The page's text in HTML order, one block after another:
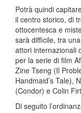
Potrà quindi
il centro storico, di
ottocentesca e
sarà difficile, tra
attori internazionali
per la serie di film
Zine Tseng (Il
Handmaid’s Tale),
(Condor) e Colin
Di seguito